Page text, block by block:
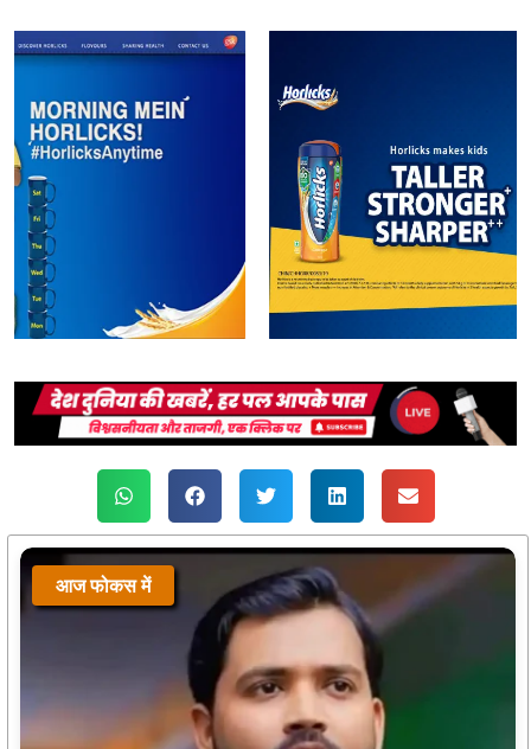
आज फोकस में